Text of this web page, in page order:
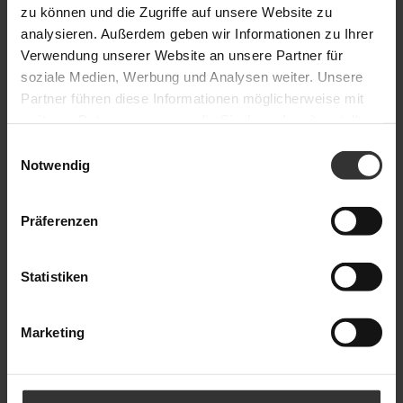
zu können und die Zugriffe auf unsere Website zu
analysieren. Außerdem geben wir Informationen zu Ihrer
Verwendung unserer Website an unsere Partner für
soziale Medien, Werbung und Analysen weiter. Unsere
Partner führen diese Informationen möglicherweise mit
gesammelt haben.
Notwendig
Präferenzen
Statistiken
Marketing
Metropolis Orchester Berlin mit
Siedhoff